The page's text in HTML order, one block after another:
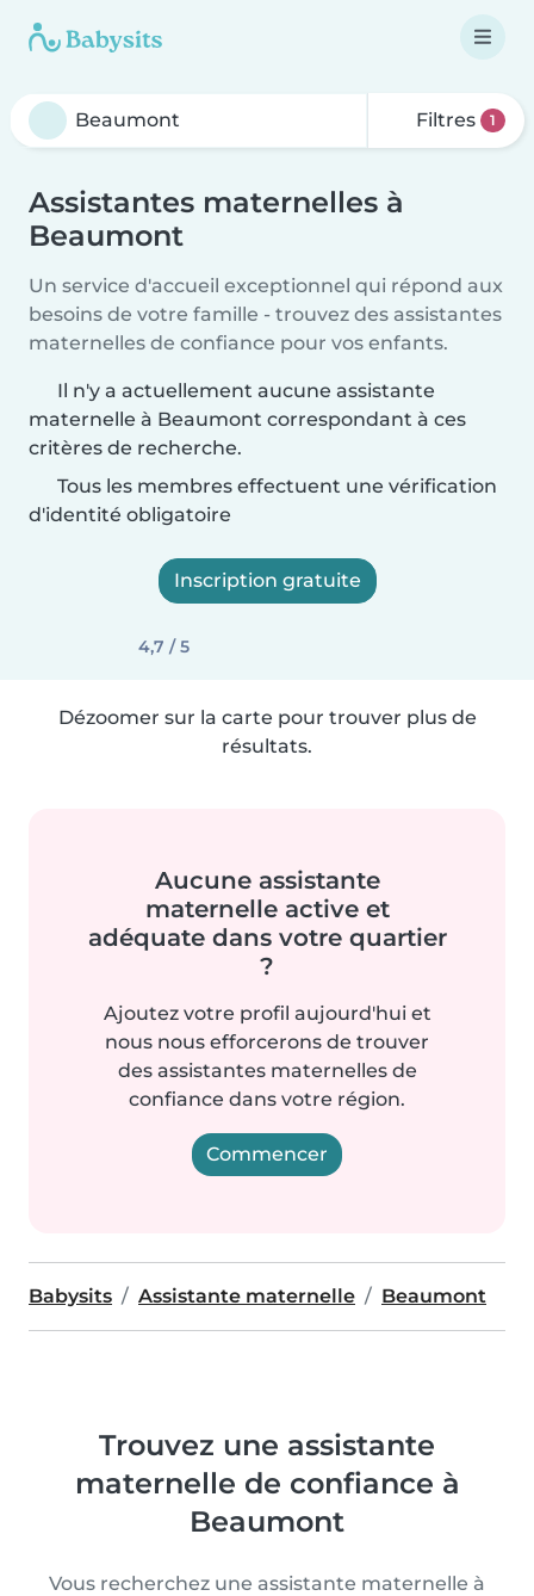
Filtres 1
Assistantes maternelles à
Beaumont
Un service d'accueil exceptionnel qui répond aux
besoins de votre famille - trouvez des assistantes
maternelles de confiance pour vos enfants.
Il n'y a actuellement aucune assistante
maternelle à Beaumont correspondant à ces
critères de recherche.
Tous les membres effectuent une vérification
d'identité obligatoire
Inscription gratuite
4,7 / 5
Dézoomer sur la carte pour trouver plus de
résultats.
Aucune assistante
maternelle active et
adéquate dans votre quartier
?
Ajoutez votre profil aujourd'hui et
nous nous efforcerons de trouver
des assistantes maternelles de
confiance dans votre région.
Commencer
Babysits Assistante maternelle Beaumont
Trouvez une assistante
maternelle de confiance à
Beaumont
Vous recherchez une assistante maternelle à